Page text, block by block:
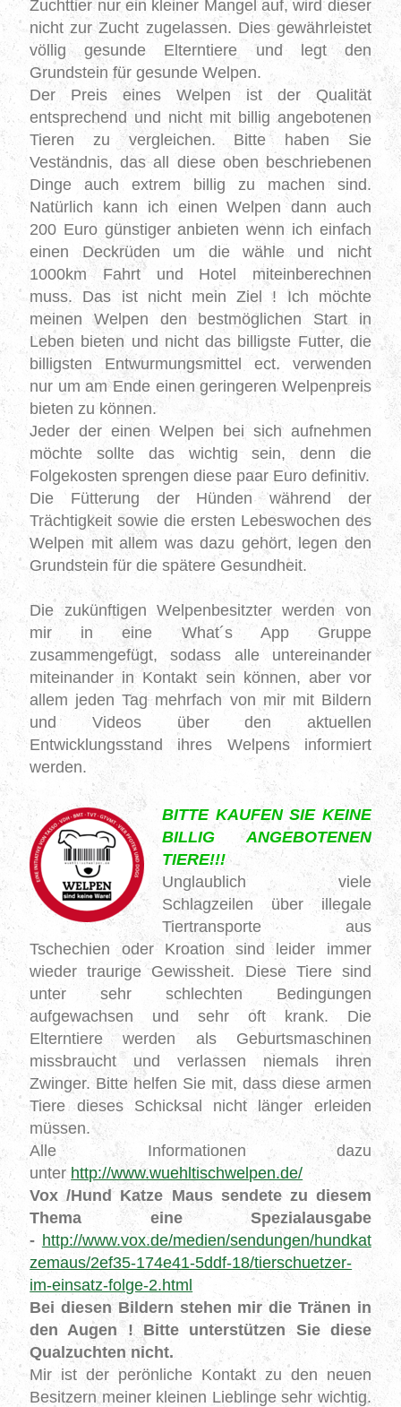
Zuchttier nur ein kleiner Mangel auf, wird dieser
nicht zur Zucht zugelassen. Dies gewährleistet
völlig gesunde Elterntiere und legt den
Grundstein für gesunde Welpen.
Der Preis eines Welpen ist der Qualität
entsprechend und nicht mit billig angebotenen
Tieren zu vergleichen. Bitte haben Sie
Veständnis, das all diese oben beschriebenen
Dinge auch extrem billig zu machen sind.
Natürlich kann ich einen Welpen dann auch
200 Euro günstiger anbieten wenn ich einfach
einen Deckrüden um die wähle und nicht
1000km Fahrt und Hotel miteinberechnen
muss. Das ist nicht mein Ziel ! Ich möchte
meinen Welpen den bestmöglichen Start in
Leben bieten und nicht das billigste Futter, die
billigsten Entwurmungsmittel ect. verwenden
nur um am Ende einen geringeren Welpenpreis
bieten zu können.
Jeder der einen Welpen bei sich aufnehmen
möchte sollte das wichtig sein, denn die
Folgekosten sprengen diese paar Euro definitiv.
Die Fütterung der Hünden während der
Trächtigkeit sowie die ersten Lebeswochen des
Welpen mit allem was dazu gehört, legen den
Grundstein für die spätere Gesundheit.
Die zukünftigen Welpenbesitzter werden von
mir in eine What´s App Gruppe
zusammengefügt, sodass alle untereinander
miteinander in Kontakt sein können, aber vor
allem jeden Tag mehrfach von mir mit Bildern
und Videos über den aktuellen
Entwicklungsstand ihres Welpens informiert
werden.
BITTE KAUFEN SIE KEINE
BILLIG ANGEBOTENEN
TIERE!!!
Unglaublich viele
Schlagzeilen über illegale
Tiertransporte aus
Tschechien oder Kroation sind leider immer
wieder traurige Gewissheit. Diese Tiere sind
unter sehr schlechten Bedingungen
aufgewachsen und sehr oft krank. Die
Elterntiere werden als Geburtsmaschinen
missbraucht und verlassen niemals ihren
Zwinger. Bitte helfen Sie mit, dass diese armen
Tiere dieses Schicksal nicht länger erleiden
müssen.
Alle Informationen dazu
unter http://www.wuehltischwelpen.de/
Vox /Hund Katze Maus sendete zu diesem
Thema eine Spezialausgabe
- http://www.vox.de/medien/sendungen/hundkat
zemaus/2ef35-174e41-5ddf-18/tierschuetzer-
im-einsatz-folge-2.html
Bei diesen Bildern stehen mir die Tränen in
den Augen ! Bitte unterstützen Sie diese
Qualzuchten nicht.
Mir ist der perönliche Kontakt zu den neuen
Besitzern meiner kleinen Lieblinge sehr wichtig.